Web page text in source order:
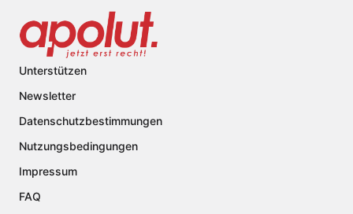
Unterstützen
Newsletter
Datenschutzbestimmungen
Nutzungsbedingungen
Impressum
FAQ